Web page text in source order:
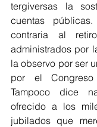
tergiversas la
cuentas
contraria al
administrados por
la observo por ser
por el
Tampoco dice
ofrecido a los
jubilados que